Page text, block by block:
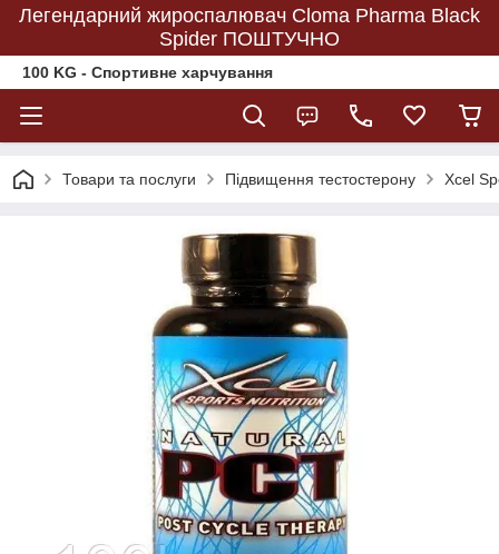
Легендарний жироспалювач Cloma Pharma Black
Spider ПОШТУЧНО
100 KG - Спортивне харчування
Товари та послуги Підвищення тестостерону Xcel